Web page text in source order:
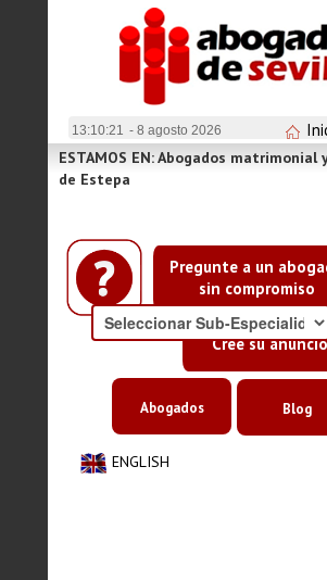
13:10:21 - 8 agosto 2026
Pregunte a un
sin compromiso
Cree su anuncio
ESTAMOS EN: Abogados
de Estepa
ENGLISH
Abogados Blog